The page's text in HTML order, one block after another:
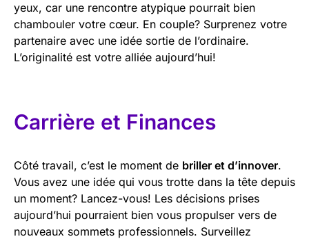
yeux, car une rencontre atypique pourrait bien
chambouler votre cœur. En couple? Surprenez votre
partenaire avec une idée sortie de l’ordinaire.
L’originalité est votre alliée aujourd’hui!
Carrière et Finances
Côté travail, c’est le moment de briller et d’innover.
Vous avez une idée qui vous trotte dans la tête depuis
un moment? Lancez-vous! Les décisions prises
aujourd’hui pourraient bien vous propulser vers de
nouveaux sommets professionnels. Surveillez